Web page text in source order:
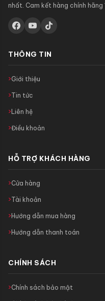
nhất. Cam kết hàng chính
THÔNG TIN
Giới thiệu
Tin tức
Liên hệ
Điều khoản
HỖ TRỢ KHÁCH HÀNG
Cửa hàng
Tài khoản
Hướng dẫn mua hàng
Hướng dẫn thanh toán
CHÍNH SÁCH
Chính sách bảo mật